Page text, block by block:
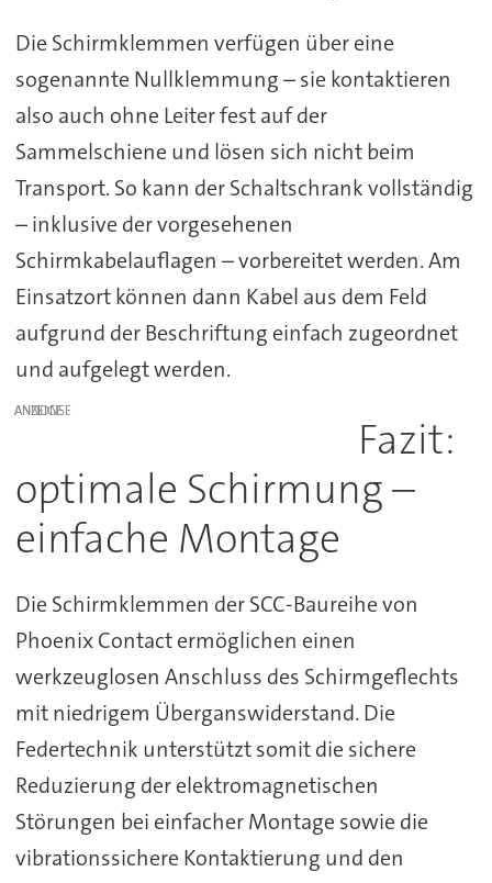
Die Schirmklemmen verfügen über eine
sogenannte Nullklemmung – sie kontaktieren
also auch ohne Leiter fest auf der
Sammelschiene und lösen sich nicht beim
Transport. So kann der Schaltschrank vollständig
– inklusive der vorgesehenen
Schirmkabelauflagen – vorbereitet werden. Am
Einsatzort können dann Kabel aus dem Feld
aufgrund der Beschriftung einfach zugeordnet
und aufgelegt werden.
ANZEIGE
Fazit:
optimale Schirmung –
einfache Montage
Die Schirmklemmen der SCC-Baureihe von
Phoenix Contact ermöglichen einen
werkzeuglosen Anschluss des Schirmgeflechts
mit niedrigem Überganswiderstand. Die
Federtechnik unterstützt somit die sichere
Reduzierung der elektromagnetischen
Störungen bei einfacher Montage sowie die
vibrationssichere Kontaktierung und den